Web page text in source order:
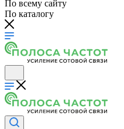
По всему сайту
По каталогу